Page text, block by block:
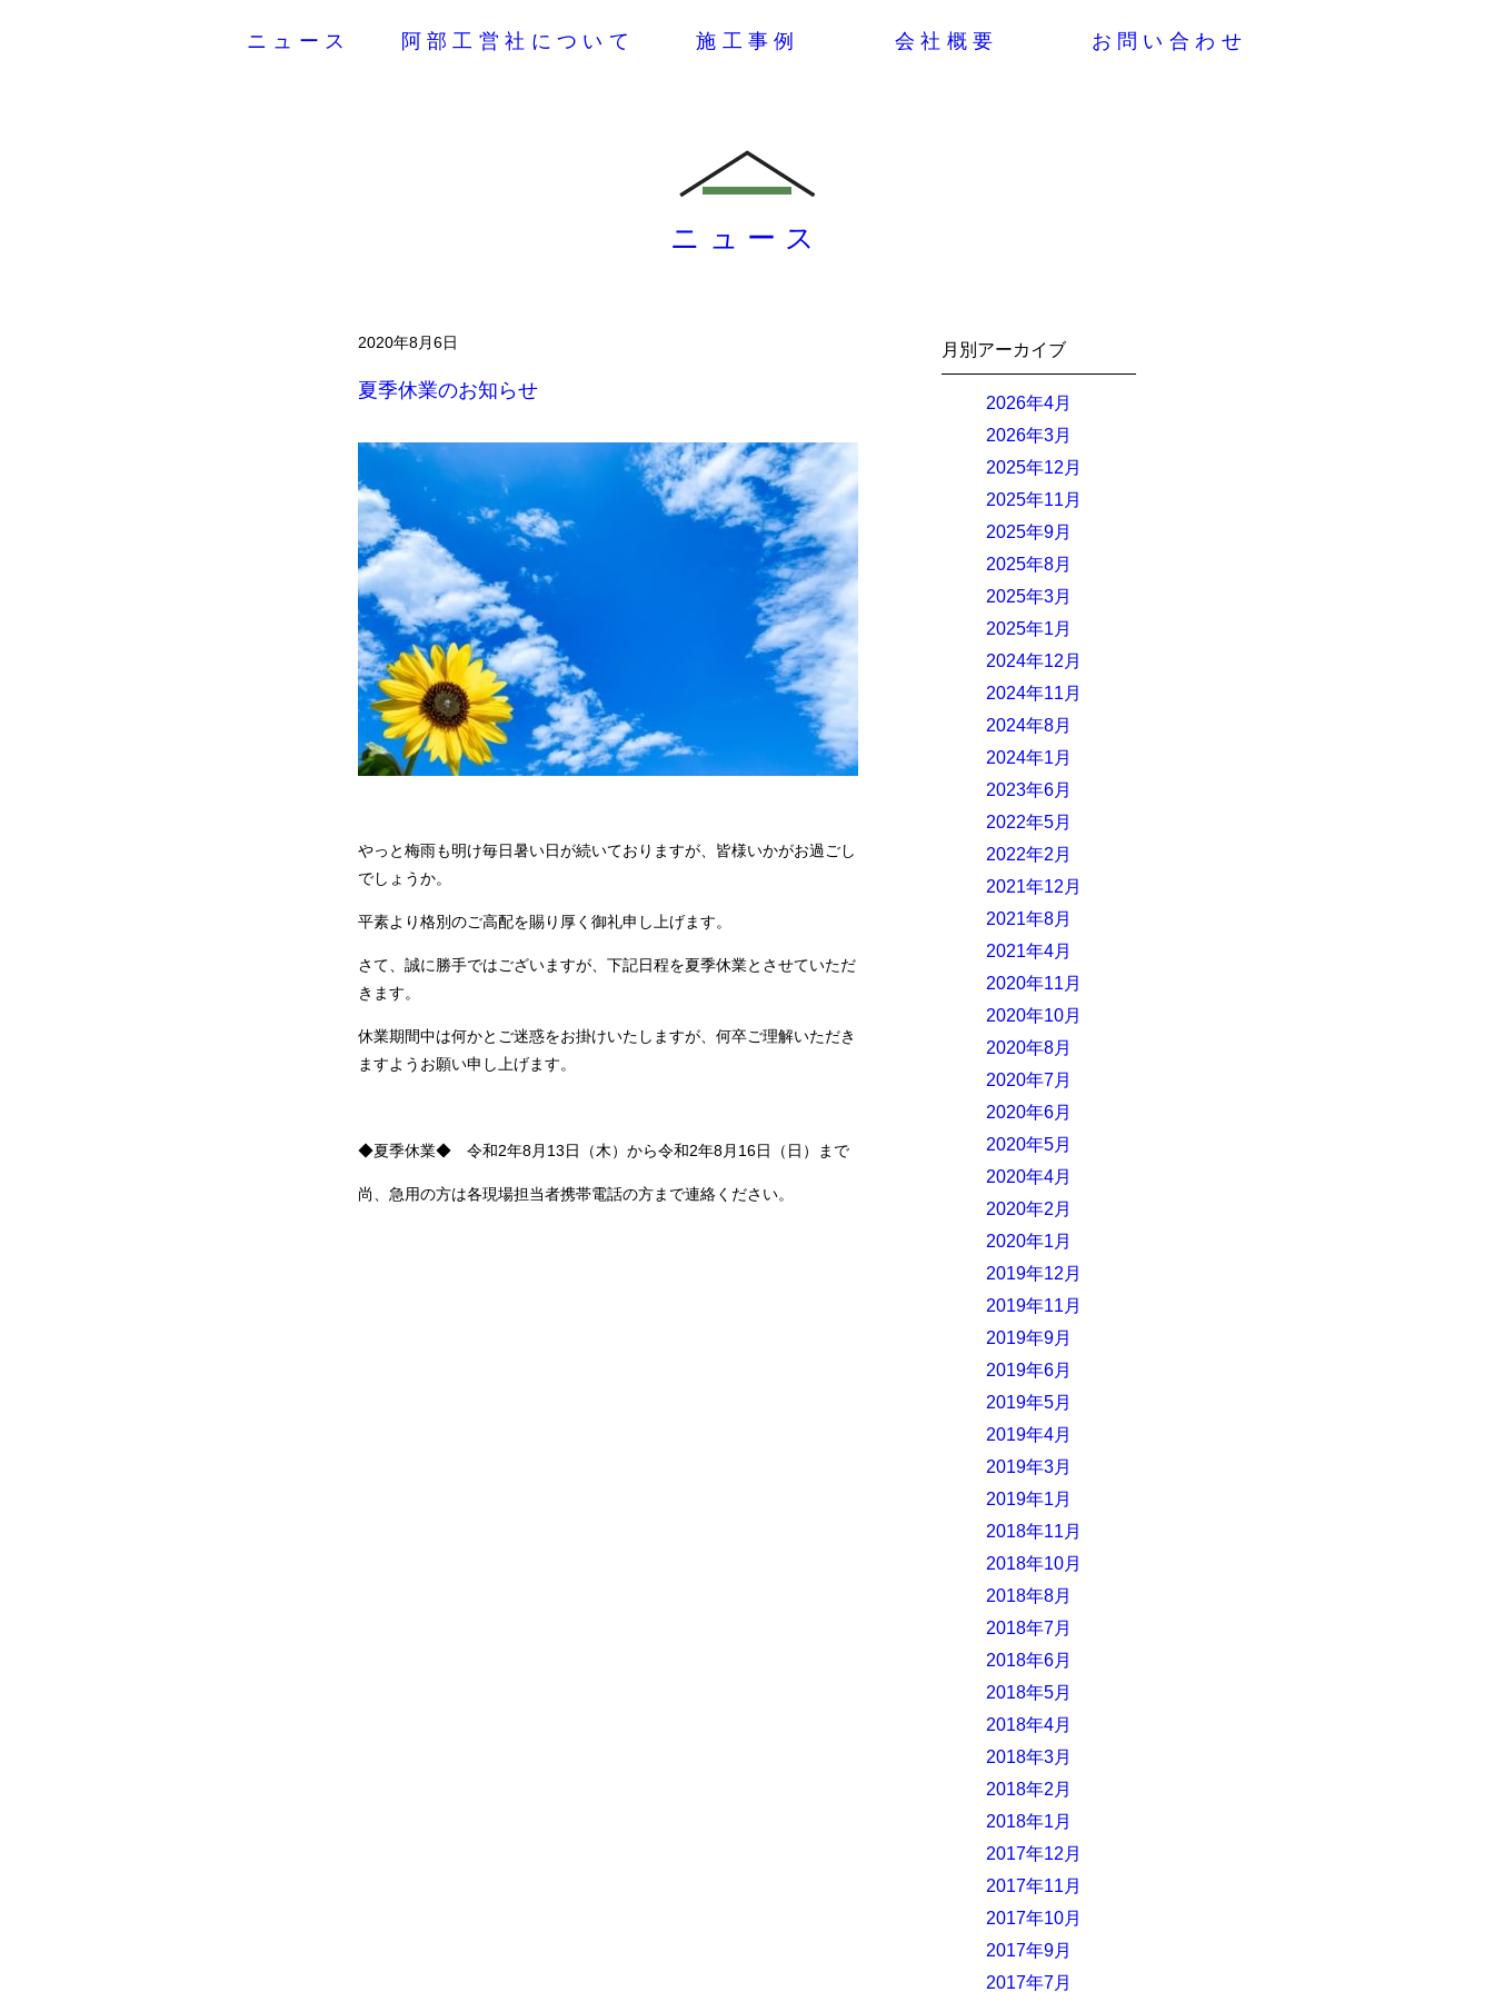
ニュース 阿部工営社について 施工事例 会社概要 お問い合わせ
ニュース
2020年8月6日
夏季休業のお知らせ
やっと梅雨も明け毎日暑い日が続いておりますが、皆様いかがお過ごし
でしょうか。
平素より格別のご高配を賜り厚く御礼申し上げます。
さて、誠に勝手ではございますが、下記日程を夏季休業とさせていただ
きます。
休業期間中は何かとご迷惑をお掛けいたしますが、何卒ご理解いただき
ますようお願い申し上げます。
◆夏季休業◆ 令和2年8月13日（木）から令和2年8月16日（日）まで
尚、急用の方は各現場担当者携帯電話の方まで連絡ください。
月別アーカイブ
2026年4月
2026年3月
2025年12月
2025年11月
2025年9月
2025年8月
2025年3月
2025年1月
2024年12月
2024年11月
2024年8月
2024年1月
2023年6月
2022年5月
2022年2月
2021年12月
2021年8月
2021年4月
2020年11月
2020年10月
2020年8月
2020年7月
2020年6月
2020年5月
2020年4月
2020年2月
2020年1月
2019年12月
2019年11月
2019年9月
2019年6月
2019年5月
2019年4月
2019年3月
2019年1月
2018年11月
2018年10月
2018年8月
2018年7月
2018年6月
2018年5月
2018年4月
2018年3月
2018年2月
2018年1月
2017年12月
2017年11月
2017年10月
2017年9月
2017年7月